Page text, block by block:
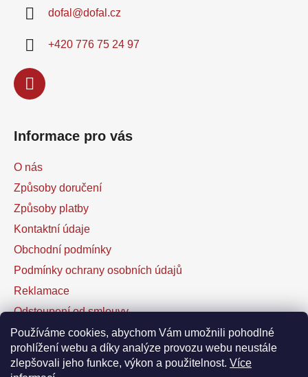
Používáme cookies, abychom Vám umožnili pohodlné
prohlížení webu a díky analýze provozu webu neustále
zlepšovali jeho funkce, výkon a použitelnost. Více
dofal @dofal.cz
+420 776 75 24 97
Informace pro vás
O nás
Způsoby doručení
Způsoby platby
Kontaktní údaje
Obchodní podmínky
Podmínky ochrany osobních údajů
Reklamace
Odstoupení od smlouvy
Kontaktní formulář